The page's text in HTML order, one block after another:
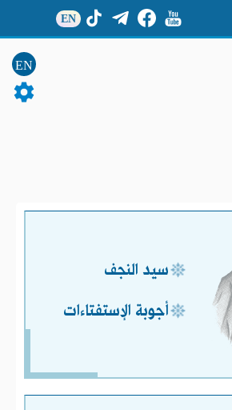
EN
EN
سيد النجف
أجوبة الإستفتاءات